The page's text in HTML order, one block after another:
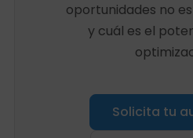
oportunidades no
y cuál es el
Solicita tu